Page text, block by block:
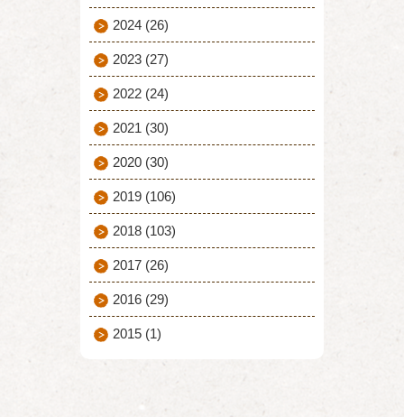
2024 (26)
2023 (27)
2022 (24)
2021 (30)
2020 (30)
2019 (106)
2018 (103)
2017 (26)
2016 (29)
2015 (1)